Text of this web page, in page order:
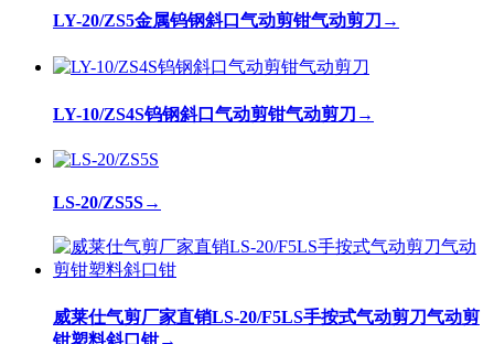
LY-20/ZS5金属钨钢斜口气动剪钳气动剪刀 →
LY-10/ZS4S钨钢斜口气动剪钳气动剪刀 →
LS-20/ZS5S→
威莱仕气剪厂家直销LS-20/F5LS手按式气动剪刀气动剪
钳塑料斜口钳→